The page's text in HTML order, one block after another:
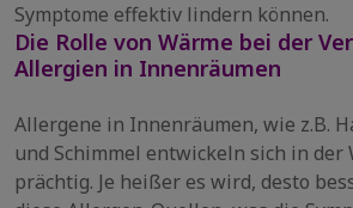
Symptome effektiv lindern können.
Die Rolle von Wärme bei der
Allergien in Innenräumen
Allergene in Innenräumen, wie z.B.
und Schimmel entwickeln sich in der
prächtig. Je heißer es wird, desto